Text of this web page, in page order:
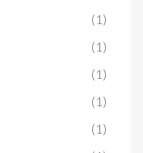
(1)
(1)
(1)
(1)
(1)